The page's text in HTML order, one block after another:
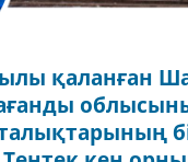
қаланған